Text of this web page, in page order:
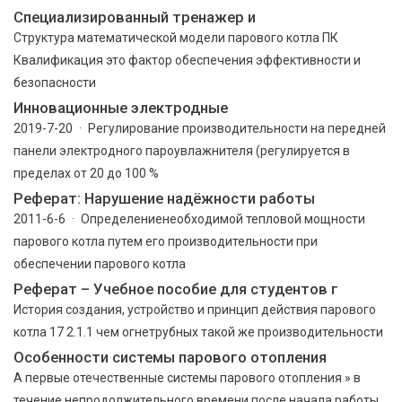
Специализированный тренажер и
Структура математической модели парового котла ПК
Квалификация это фактор обеспечения эффективности и
безопасности
Инновационные электродные
2019-7-20 · Регулирование производительности на передней
панели электродного пароувлажнителя (регулируется в
пределах от 20 до 100 %
Реферат: Нарушение надёжности работы
2011-6-6 · Определениенеобходимой тепловой мощности
парового котла путем его производительности при
обеспечении парового котла
Реферат – Учебное пособие для студентов г
История создания, устройство и принцип действия парового
котла 17 2.1.1 чем огнетрубных такой же производительности
Особенности системы парового отопления
А первые отечественные системы парового отопления » в